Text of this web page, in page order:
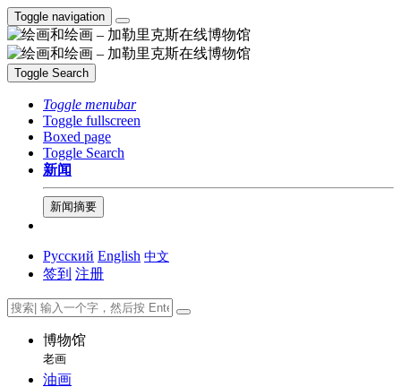
Toggle navigation
Toggle Search
Toggle menubar
Toggle fullscreen
Boxed page
Toggle Search
新闻
新闻摘要
Русский English 中文
签到 注册
博物馆
老画
油画